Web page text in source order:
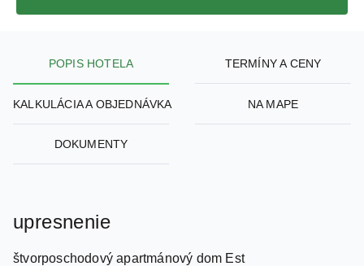
POPIS HOTELA TERMÍNY A CENY
KALKULÁCIA A OBJEDNÁVKA NA MAPE
DOKUMENTY
upresnenie
štvorposchodový apartmánový dom Est